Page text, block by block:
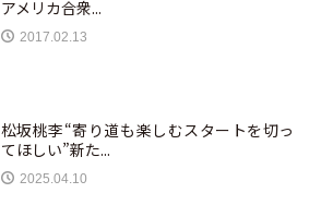
アメリカ合衆...
2017.02.13
松坂桃李“寄り道も楽しむスタートを切っ
てほしい”新た...
2025.04.10